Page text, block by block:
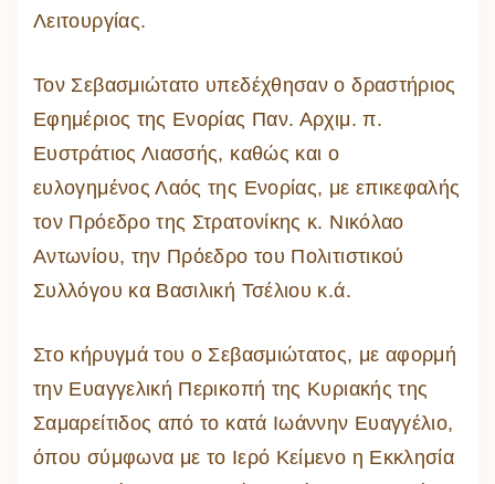
Λειτουργίας.
Τον Σεβασμιώτατο υπεδέχθησαν ο δραστήριος
Εφημέριος της Ενορίας Παν. Αρχιμ. π.
Ευστράτιος Λιασσής, καθώς και ο
ευλογημένος Λαός της Ενορίας, με επικεφαλής
τον Πρόεδρο της Στρατονίκης κ. Νικόλαο
Αντωνίου, την Πρόεδρο του Πολιτιστικού
Συλλόγου κα Βασιλική Τσέλιου κ.ά.
Στο κήρυγμά του ο Σεβασμιώτατος, με αφορμή
την Ευαγγελική Περικοπή της Κυριακής της
Σαμαρείτιδος από το κατά Ιωάννην Ευαγγέλιο,
όπου σύμφωνα με το Ιερό Κείμενο η Εκκλησία